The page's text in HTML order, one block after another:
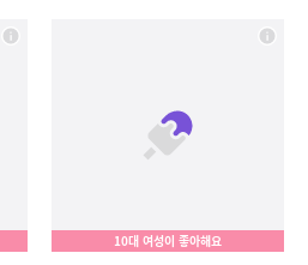
10대 여성이 좋아해요